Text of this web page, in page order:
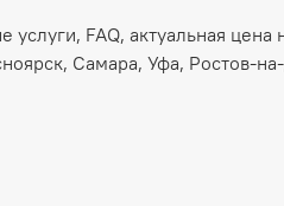
FAQ, актуальная
Самара, Уфа, Ростов-